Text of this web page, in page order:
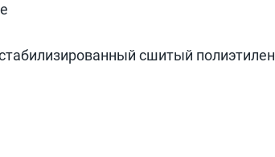
сшитый полиэтилен